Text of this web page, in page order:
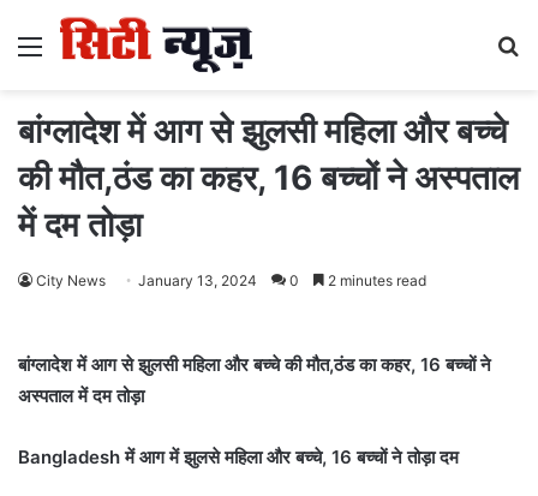
Menu
बांग्लादेश में आग से झुलसी महिला और बच्चे
की मौत,ठंड का कहर, 16 बच्चों ने अस्पताल
में दम तोड़ा
City News January 13, 2024 0 2 minutes read
बांग्लादेश में आग से झुलसी महिला और बच्चे की मौत,ठंड का कहर, 16 बच्चों ने
अस्पताल में दम तोड़ा
Bangladesh में आग में झुलसे महिला और बच्चे, 16 बच्चों ने तोड़ा दम